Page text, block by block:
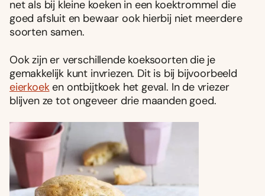
net als bij kleine koeken in een koektrommel die
goed afsluit en bewaar ook hierbij niet meerdere
soorten samen.
Ook zijn er verschillende koeksoorten die je
gemakkelijk kunt invriezen. Dit is bij bijvoorbeeld
eierkoeken ontbijtkoek het geval. In de vriezer
blijven ze tot ongeveer drie maanden goed.